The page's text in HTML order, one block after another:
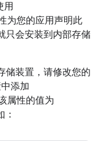
用
为您的应用声明此
只会安装到内部存储
储装置，请修改您的
添加
属性的值为
：